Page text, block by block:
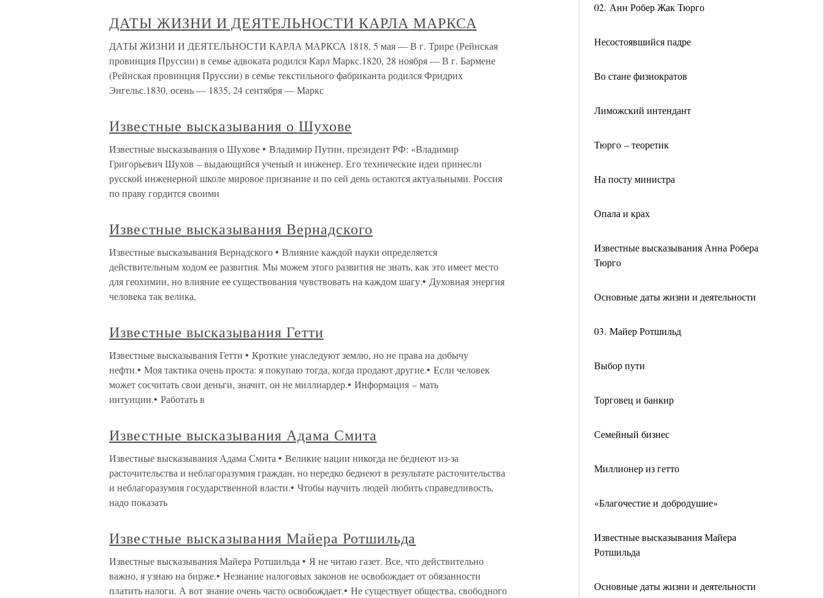
02. Анн Робер Жак Тюрго
Несостоявшийся падре
Во стане физиократов
Лиможский интендант
Тюрго – теоретик
На посту министра
Опала и крах
Известные высказывания Анна Робера
Тюрго
Основные даты жизни и деятельности
03. Майер Ротшильд
Выбор пути
Торговец и банкир
Семейный бизнес
Миллионер из гетто
«Благочестие и добродушие»
Известные высказывания Майера
Ротшильда
Основные даты жизни и деятельности
ДАТЫ ЖИЗНИ И ДЕЯТЕЛЬНОСТИ КАРЛА МАРКСА
ДАТЫ ЖИЗНИ И ДЕЯТЕЛЬНОСТИ КАРЛА МАРКСА 1818, 5 мая — В г. Трире (Рейнская
провинция Пруссии) в семье адвоката родился Карл Маркс.1820, 28 ноября — В г. Бармене
(Рейнская провинция Пруссии) в семье текстильного фабриканта родился Фридрих
Энгельс.1830, осень — 1835, 24 сентября — Маркс
Известные высказывания о Шухове
Известные высказывания о Шухове • Владимир Путин, президент РФ: «Владимир
Григорьевич Шухов – выдающийся ученый и инженер. Его технические идеи принесли
русской инженерной школе мировое признание и по сей день остаются актуальными. Россия
по праву гордится своими
Известные высказывания Вернадского
Известные высказывания Вернадского • Влияние каждой науки определяется
действительным ходом ее развития. Мы можем этого развития не знать, как это имеет место
для геохимии, но влияние ее существования чувствовать на каждом шагу.• Духовная энергия
человека так велика,
Известные высказывания Гетти
Известные высказывания Гетти • Кроткие унаследуют землю, но не права на добычу
нефти.• Моя тактика очень проста: я покупаю тогда, когда продают другие.• Если человек
может сосчитать свои деньги, значит, он не миллиардер.• Информация – мать
интуиции.• Работать в
Известные высказывания Адама Смита
Известные высказывания Адама Смита • Великие нации никогда не беднеют из-за
расточительства и неблагоразумия граждан, но нередко беднеют в результате расточительства
и неблагоразумия государственной власти.• Чтобы научить людей любить справедливость,
надо показать
Известные высказывания Майера Ротшильда
Известные высказывания Майера Ротшильда • Я не читаю газет. Все, что действительно
важно, я узнаю на бирже.• Незнание налоговых законов не освобождает от обязанности
платить налоги. А вот знание очень часто освобождает.• Не существует общества, свободного